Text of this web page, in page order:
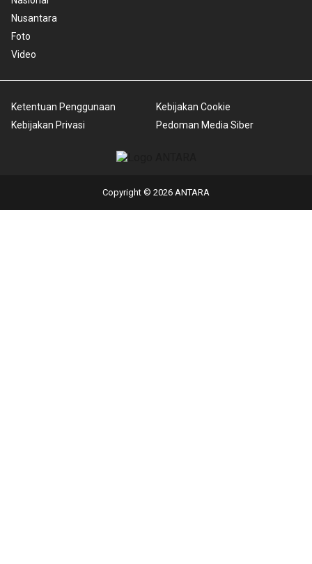
Nusantara
Foto
Video
Ketentuan Penggunaan
Kebijakan Privasi
Kebijakan Cookie
Pedoman Media Siber
Copyright © 2026 ANTARA